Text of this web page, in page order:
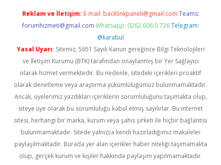
Reklam ve İletişim: E-mail: backlinkpaneli@gmail.com Teams:
forumhizmeti@gmail.com Whatsapp: 0262 606 0 726 Telegram:
@karabul
Yasal Uyarı: Sitemiz, 5651 Sayılı Kanun gereğince Bilgi Teknolojileri
ve İletişim Kurumu (BTK) tarafından onaylanmış bir Yer Sağlayıcı
olarak hizmet vermektedir. Bu nedenle, sitedeki içerikleri proaktif
olarak denetleme veya araştırma yükümlülüğümüz bulunmamaktadır.
Ancak, üyelerimiz yazdıkları içeriklerin sorumluluğunu taşımakta olup,
siteye üye olarak bu sorumluluğu kabul etmiş sayılırlar. Bu internet
sitesi, herhangi bir marka, kurum veya şahıs şirketi ile hiçbir bağlantısı
bulunmamaktadır. Sitede yalnızca kendi hazırladığımız makaleler
paylaşılmaktadır. Burada yer alan içerikler haber niteliği taşımamakta
olup, gerçek kurum ve kişiler hakkında paylaşım yapılmamaktadır.